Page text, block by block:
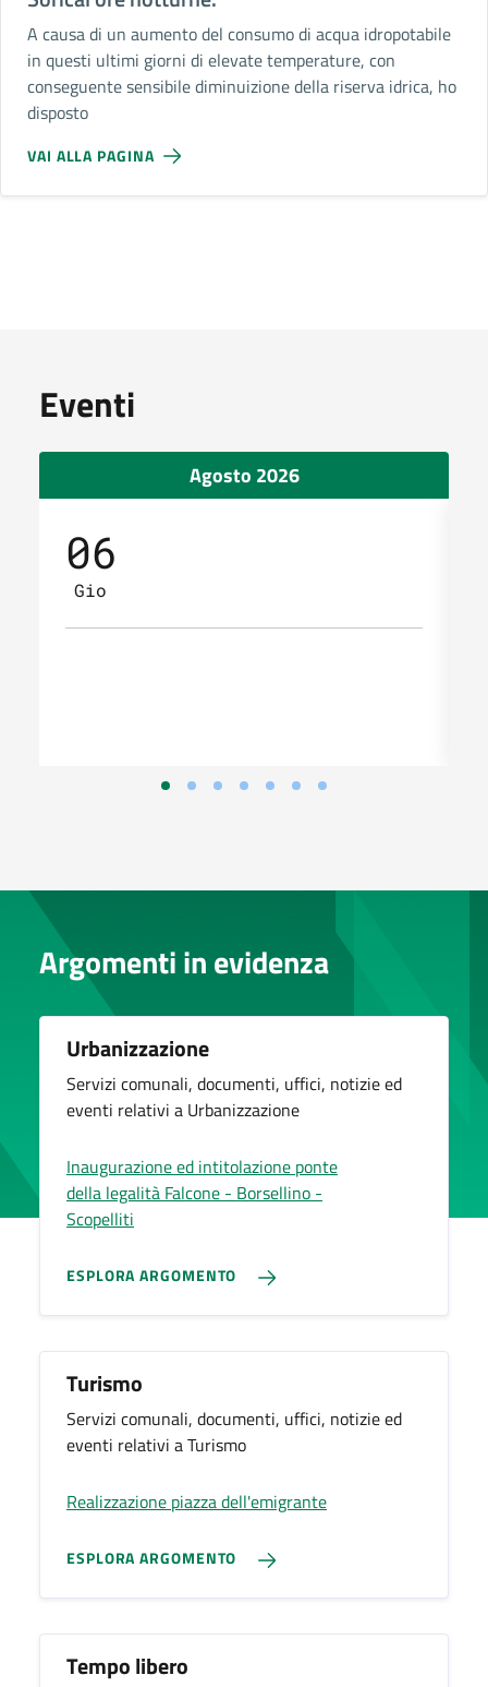
A causa di un aumento del consumo di acqua idropotabile
in questi ultimi giorni di elevate temperature, con
conseguente sensibile diminuizione della riserva idrica, ho
disposto
VAI ALLA PAGINA
Eventi
Agosto 2026
06
Gio
Argomenti in evidenza
Urbanizzazione
Servizi comunali, documenti, uffici, notizie ed
eventi relativi a Urbanizzazione
Inaugurazione ed intitolazione ponte
della legalità Falcone - Borsellino -
Scopelliti
ESPLORA ARGOMENTO
Turismo
Servizi comunali, documenti, uffici, notizie ed
eventi relativi a Turismo
Realizzazione piazza dell'emigrante
ESPLORA ARGOMENTO
Tempo libero